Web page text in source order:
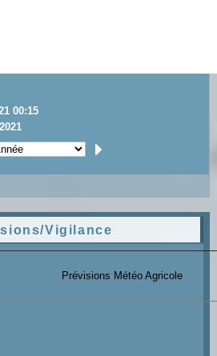
00:15
Vigilance
Prévisions Météo Agricole